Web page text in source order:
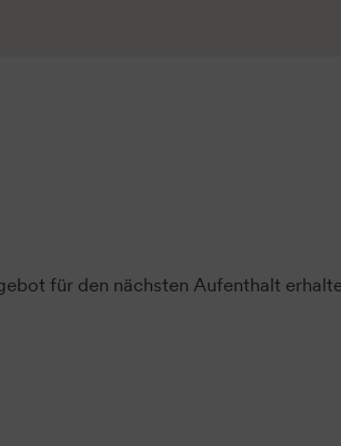
für den nächsten Aufenthalt